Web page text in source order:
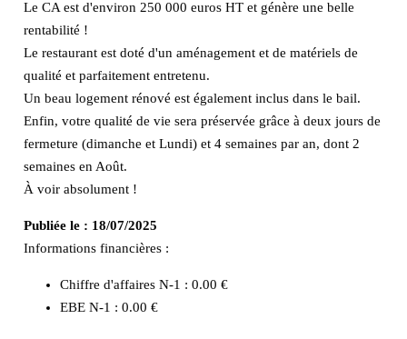
Le CA est d'environ 250 000 euros HT et génère une belle
rentabilité !
Le restaurant est doté d'un aménagement et de matériels de
qualité et parfaitement entretenu.
Un beau logement rénové est également inclus dans le bail.
Enfin, votre qualité de vie sera préservée grâce à deux jours de
fermeture (dimanche et Lundi) et 4 semaines par an, dont 2
semaines en Août.
À voir absolument !
Publiée le : 18/07/2025
Informations financières :
Chiffre d'affaires N-1 : 0.00 €
EBE N-1 : 0.00 €